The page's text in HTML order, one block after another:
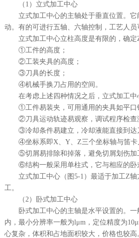
（1）立式加工中心
立式加工中心的主轴处于垂直位置。
动。有的可进行五轴、六轴控制，工艺人
立式加工中心立柱高度是有限的，确定
①工件的高度；
②工装夹具的高度；
③刀具的长度；
④机械手换刀占用的空间。
在考虑上述四种情况之后，立式加工
①工件易装夹，可用通用的夹具如平口
②刀具运动轨迹易观察，调试程序检查
③冷却条件易建立，冷却液能直接到达
④坐标系即X、Y、Z三个坐标轴与笛卡
⑤切屑易排除和掉落，避免切屑划伤加
⑥结构一般采用单柱式，它与相应的卧
立式加工中心（图5-1）最适于加工Z
工。
（2）卧式加工中心
卧式加工中心的主轴是水平设置的。
内，最小分辨率一般为lμm，定位精度为
心复杂，体积和占地面积较大，价格也较